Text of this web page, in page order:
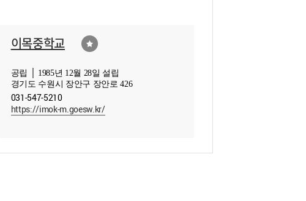
이목중학교
공립 │ 1985년 12월 28일 설립
경기도 수원시 장안구 장안로 426
031-547-5210
https://imok-m.goesw.kr/